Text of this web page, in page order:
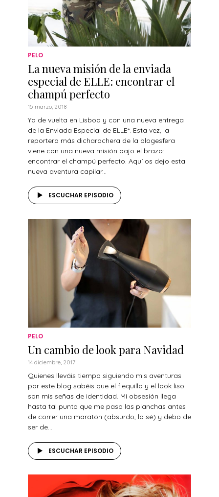
PELO
La nueva misión de la enviada
especial de ELLE: encontrar el
champú perfecto
15 marzo, 2018
Ya de vuelta en Lisboa y con una nueva entrega
de la Enviada Especial de ELLE*. Esta vez, la
reportera más dicharachera de la blogesfera
viene con una nueva misión bajo el brazo:
encontrar el champú perfecto. Aquí os dejo esta
nueva aventura capilar...
ESCUCHAR EPISODIO
PELO
Un cambio de look para Navidad
14 diciembre, 2017
Quienes lleváis tiempo siguiendo mis aventuras
por este blog sabéis que el flequillo y el look liso
son mis señas de identidad. Mi obsesión llega
hasta tal punto que me paso las planchas antes
de correr una maratón (absurdo, lo sé) y debo de
ser de...
ESCUCHAR EPISODIO